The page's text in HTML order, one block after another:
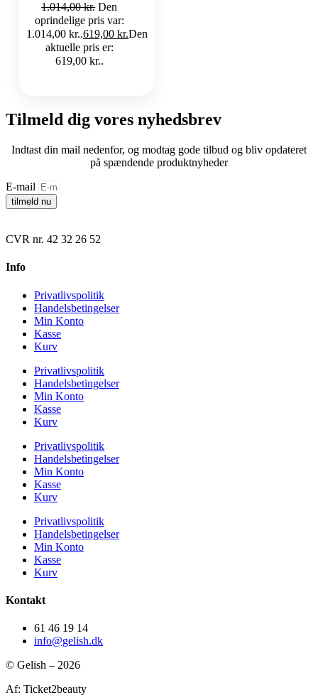
1.014,00kr. Den
oprindelige pris var:
1.014,00 kr..619,00 kr.Den
aktuelle pris er:
619,00 kr..
Tilmeld dig vores nyhedsbrev
Indtast din mail nedenfor, og modtag gode tilbud og bliv opdateret
på spændende produktnyheder
E-mail
tilmeld nu
CVR nr. 42 32 26 52
Info
Privatlivspolitik
Handelsbetingelser
Min Konto
Kasse
Kurv
Privatlivspolitik
Handelsbetingelser
Min Konto
Kasse
Kurv
Privatlivspolitik
Handelsbetingelser
Min Konto
Kasse
Kurv
Privatlivspolitik
Handelsbetingelser
Min Konto
Kasse
Kurv
Kontakt
61 46 19 14
info@gelish.dk
© Gelish – 2026
Af: Ticket2beauty